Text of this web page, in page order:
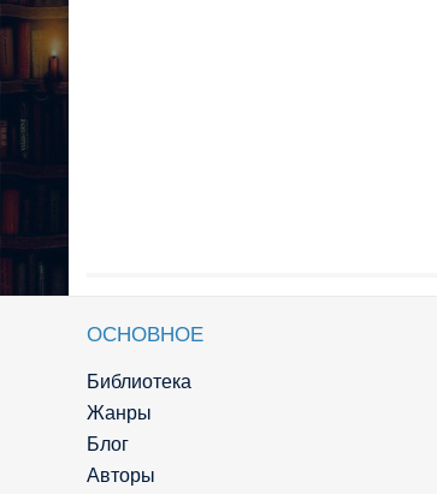
ОСНОВНОЕ
Библиотека
Жанры
Блог
Авторы